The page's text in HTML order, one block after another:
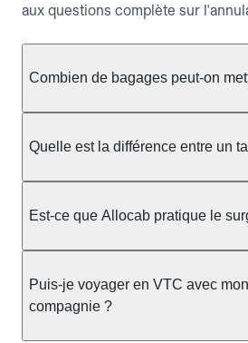
aux questions complète sur
Combien de bagages peut-on
réservée :
Berline, Green, Berline Affaires,
Moto-taxi : jusqu'à 2 bagages
bagage
Le prix de la course ne change
nombre de bagages. Si vous avez
Quelle est la différence entre un
dans la rue ou à une station, avec
réservation préalable et propose
à l'avance, sans mauvaise surprise
Chez Allocab, tous les chauffeurs
Est-ce que Allocab pratique le
prix de votre course est calculé et
validation de la réservation, puis
Puis-je voyager en VTC avec
compagnie ?